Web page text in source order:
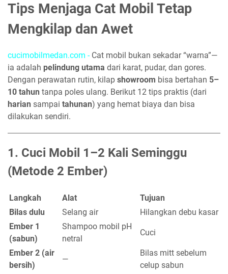
Tips Menjaga Cat Mobil Tetap
Mengkilap dan Awet
cucimobilmedan.com - Cat mobil bukan sekadar “warna”—
ia adalah pelindung utama dari karat, pudar, dan gores.
Dengan perawatan rutin, kilap showroom bisa bertahan 5–
10 tahun tanpa poles ulang. Berikut 12 tips praktis (dari
harian sampai tahunan) yang hemat biaya dan bisa
dilakukan sendiri.
1. Cuci Mobil 1–2 Kali Seminggu
(Metode 2 Ember)
Langkah Alat
Tujuan
Bilas dulu
Selang air
Hilangkan debu kasar
Ember 1
(sabun)
Shampoo mobil pH
netral
Cuci
Ember 2 (air
bersih)
—
Bilas mitt sebelum
celup sabun